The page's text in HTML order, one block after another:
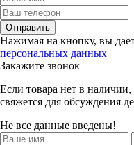
Отправить
Нажимая на кнопку, вы
персональных данных
Закажите звонок
Если товара нет в
свяжется для обсуждения
Не все данные введены!